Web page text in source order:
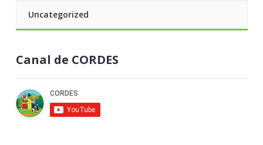
Uncategorized
Canal de CORDES